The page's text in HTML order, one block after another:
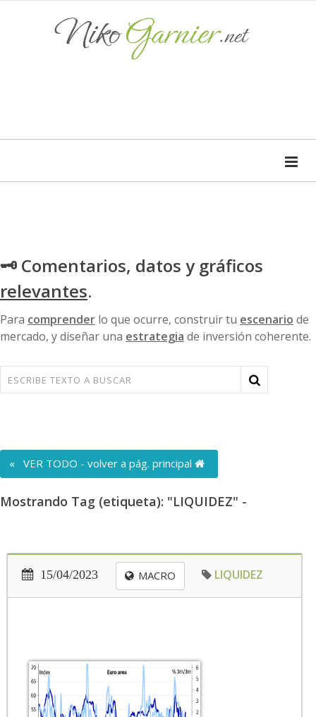
🗝 Comentarios, datos y gráficos
relevantes.
Para comprender lo que ocurre, construir tu escenario de
mercado, y diseñar una estrategia de inversión coherente.
« VER TODO - volver a pág. principal
Mostrando Tag (etiqueta): "LIQUIDEZ" -
15/04/2023 MACRO LIQUIDEZ